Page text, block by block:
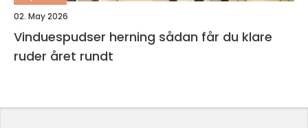
02. May 2026
Vinduespudser herning sådan får du klare
ruder året rundt